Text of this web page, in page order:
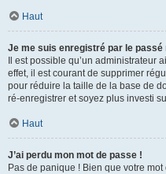
Haut
Je me suis enregistré par le
Il est possible qu’un administrateur
effet, il est courant de supprimer
pour réduire la taille de la base de
ré-enregistrer et soyez plus investi
Haut
J’ai perdu mon mot de passe !
Pas de panique ! Bien que votre